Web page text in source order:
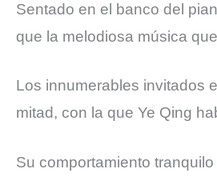
Sentado en el banco del
que la melodiosa música
Los innumerables invitados
mitad, con la que Ye Qing
Su comportamiento